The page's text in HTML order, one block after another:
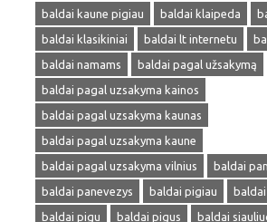
baldai kaune pigiau
baldai klaipeda
baldai klasikiniai
baldai lt internetu
baldai namams
baldai pagal užsakymą
baldai pagal uzsakyma kainos
baldai pagal uzsakyma kaunas
baldai pagal uzsakyma kaune
baldai pagal uzsakyma vilnius
baldai
baldai panevezys
baldai pigiau
baldai pigu
baldai pigus baldai